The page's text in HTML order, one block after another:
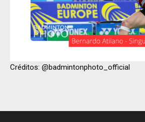
Créditos: @badmintonphoto_official